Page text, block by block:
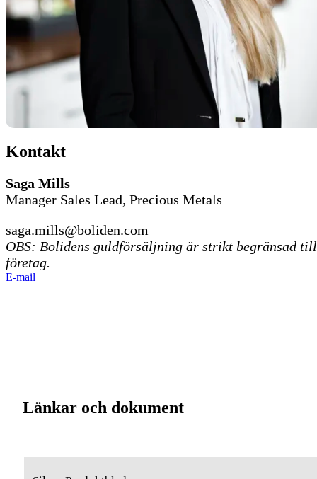
Kontakt
Saga Mills
Manager Sales Lead, Precious Metals
saga.mills@boliden.com
OBS: Bolidens guldförsäljning är strikt begränsad till
företag.
E-mail
Länkar och dokument